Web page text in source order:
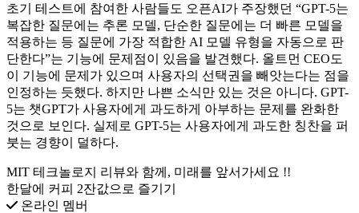
초기 테스트에 참여한 사람들도 오픈AI가 주장했던 “GPT-5는
복잡한 질문에는 추론 모델, 단순한 질문에는 더 빠른 모델을
적용하는 등 질문에 가장 적합한 AI 모델 유형을 자동으로 판
단한다”는 기능에 문제점이 있음을 발견했다. 올트먼 CEO도
이 기능에 문제가 있으며 사용자의 선택권을 빼앗는다는 점을
인정하는 듯했다. 하지만 나쁜 소식만 있는 것은 아니다. GPT-
5는 챗GPT가 사용자에게 과도하게 아부하는 문제를 완화한
것으로 보인다. 실제로 GPT-5는 사용자에게 과도한 칭찬을 퍼
붓는 경향이 덜하다.
MIT 테크놀로지 리뷰와 함께, 미래를 앞서가세요 !!
한달에 커피 2잔값으로 즐기기
온라인 멤버